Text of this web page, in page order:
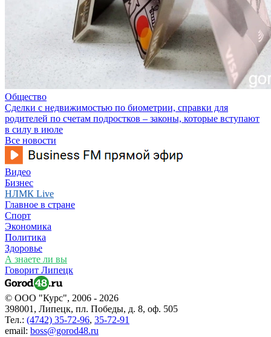
Общество
Сделки с недвижимостью по биометрии, справки для
родителей по счетам подростков – законы, которые вступают
в силу в июле
Все новости
Видео
Бизнес
НЛМК Live
Главное в стране
Спорт
Экономика
Политика
Здоровье
А знаете ли вы
Говорит Липецк
© ООО "Курс", 2006 - 2026
398001, Липецк, пл. Победы, д. 8, оф. 505
Тел.: (4742) 35-72-96, 35-72-91
email: boss@gorod48.ru